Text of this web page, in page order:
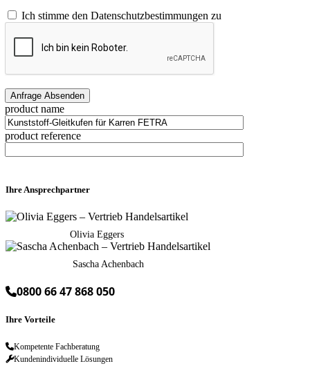
Ich stimme den Datenschutzbestimmungen zu
product name
product reference
Ihre Ansprechpartner
Olivia Eggers
Sascha Achenbach
0800 66 47 868 050
Ihre Vorteile
Kompetente Fachberatung
Kundenindividuelle Lösungen